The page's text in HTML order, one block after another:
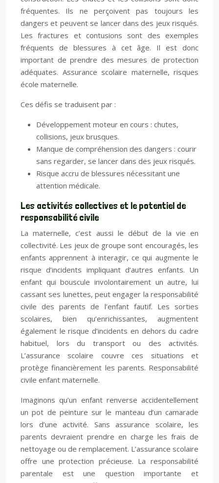
fréquentes. Ils ne perçoivent pas toujours les
dangers et peuvent se lancer dans des jeux risqués.
Les fractures et contusions sont des exemples
fréquents de blessures à cet âge. Il est donc
important de prendre des mesures de protection
adéquates. Assurance scolaire maternelle, risques
école maternelle.
Ces défis se traduisent par :
Développement moteur en cours : chutes,
collisions, jeux brusques.
Manque de compréhension des dangers : courir
sans regarder, se lancer dans des jeux risqués.
Risque accru de blessures nécessitant une
attention médicale.
Les activités collectives et le potentiel de
responsabilité civile
La maternelle, c’est aussi le début de la vie en
collectivité. Les jeux de groupe sont encouragés, les
enfants apprennent à interagir, ce qui augmente le
risque d’incidents impliquant d’autres enfants. Un
enfant qui bouscule involontairement un autre, lui
cassant ses lunettes, peut engager la responsabilité
civile des parents de l’enfant fautif. Les sorties
scolaires, bien qu’enrichissantes, augmentent
également le risque d’incidents en dehors du cadre
habituel, lors du transport ou des activités.
L’assurance scolaire couvre ces situations et
protège financièrement les parents. Responsabilité
civile enfant maternelle.
Imaginons qu’un enfant renverse accidentellement
un pot de peinture sur le manteau d’un camarade
lors d’une activité. Sans assurance scolaire, les
parents devraient prendre en charge les frais de
nettoyage ou de remplacement. L’assurance scolaire
offre une protection précieuse. La responsabilité
parentale est une question importante et